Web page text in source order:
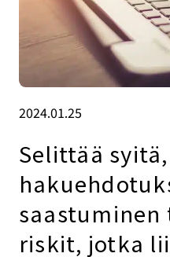
2024.01.25
Selittää
riskit, jotka